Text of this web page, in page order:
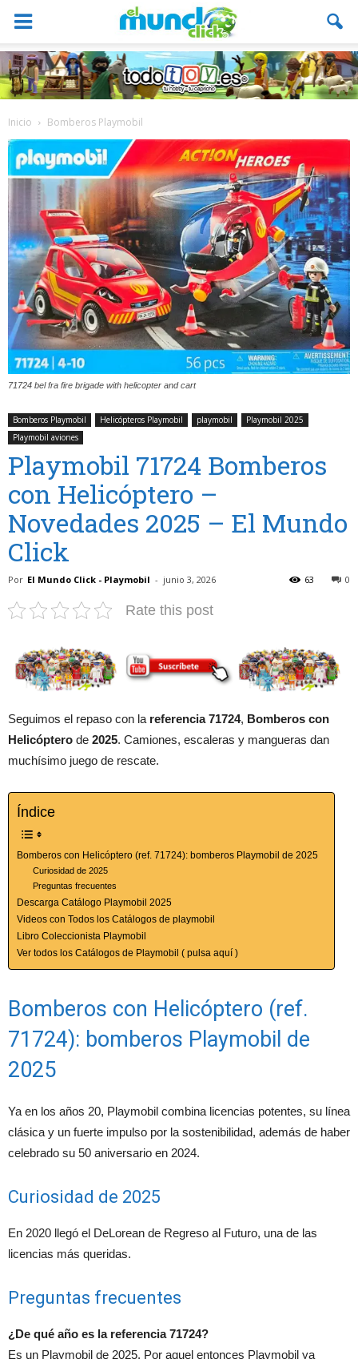
Inicio Bomberos Playmobil
71724 bel fra fire brigade with helicopter and cart
Bomberos Playmobil Helicópteros Playmobil playmobil
Playmobil 2025
Playmobil aviones
Playmobil 71724 Bomberos
con Helicóptero –
Novedades 2025 – El Mundo
Click
Por El Mundo Click - Playmobil - junio 3, 2026 0
63
Rate this post
Seguimos el repaso con la referencia 71724, Bomberos con
Helicóptero de 2025. Camiones, escaleras y mangueras dan
muchísimo juego de rescate.
Índice
Bomberos con Helicóptero (ref. 71724): bomberos Playmobil de 2025
Curiosidad de 2025
Preguntas frecuentes
Descarga Catálogo Playmobil 2025
Videos con Todos los Catálogos de playmobil
Libro Coleccionista Playmobil
Ver todos los Catálogos de Playmobil ( pulsa aquí )
Bomberos con Helicóptero (ref.
71724): bomberos Playmobil de
2025
Ya en los años 20, Playmobil combina licencias potentes, su línea
clásica y un fuerte impulso por la sostenibilidad, además de haber
celebrado su 50 aniversario en 2024.
Curiosidad de 2025
En 2020 llegó el DeLorean de Regreso al Futuro, una de las
licencias más queridas.
Preguntas frecuentes
¿De qué año es la referencia 71724?
Es un Playmobil de 2025. Por aquel entonces Playmobil ya